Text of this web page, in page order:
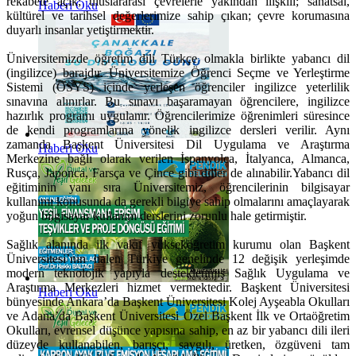
Haberi Oku
Haberi Oku
Haberi Oku
kültürel ve tarihsel değerlerimize sahip çıkan; çevre korumasına
duyarlı insanlar yetiştirmektir.
Üniversitemizde öğretim dili Türkçe olmakla birlikte yabancı dil
(ingilizce) barajdır. Üniversitemize Öğrenci Seçme ve Yerleştirme
Sistemi (ÖSYS) içinde yerleşen öğrenciler ingilizce yeterlilik
sınavına alınırlar. Bu sınavı başaramayan öğrencilere, ingilizce
hazırlık programı uygulanır. Öğrencilerimize öğrenimleri süresince
de kendi programlarına yönelik ingilizce dersleri verilir. Aynı
zamanda Başkent Üniversitesi Dil Uygulama ve Araştırma
Merkezine bağlı olarak verilen İspanyolca, İtalyanca, Almanca,
Rusça, Japonca, Farsça ve Çince gibi diller de alınabilir.Yabancı dil
eğitiminin yanı sıra Üniversitemiz, öğrencilerinin bilgisayar
kullanımı konusunda da gerekli bilgiye sahip olmalarını amaçlayarak
yoğun bilgisayar kullanım derslerini zorunlu hale getirmiştir.
Sağlık alanında ilk vakıf yükseköğretim kurumu olan Başkent
Üniversitesi’nin halen Türkiye genelinde 12 değişik yerleşimde
modern teknolojik yapıyla desteklenmiş Sağlık Uygulama ve
Araştırma Merkezleri hizmet vermektedir. Başkent Üniversitesi
bünyesinde Ankara’da Başkent Üniversitesi Kolej Ayşeabla Okulları
ve Adana’da Başkent Üniversitesi Özel Başkent İlk ve Ortaöğretim
Okulları, evrensel düşünce yapısına sahip, en az bir yabancı dili ileri
düzeyde kullanabilen, barışçı, saygılı, üretken, özgüveni tam